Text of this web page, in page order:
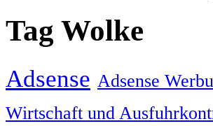
Tag Wolke
Adsense Adsense
Wirtschaft und